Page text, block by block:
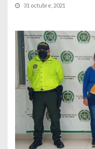
31 octubre, 2021